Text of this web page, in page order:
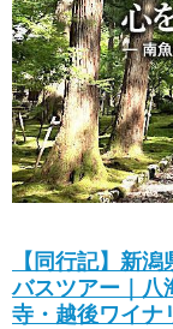
【同行記】新
バスツアー｜八
寺・越後ワイナ